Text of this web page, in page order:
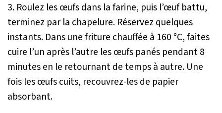
3. Roulez les œufs dans la farine, puis l’œuf battu,
terminez par la chapelure. Réservez quelques
instants. Dans une friture chauffée à 160 °C, faites
cuire l’un après l’autre les œufs panés pendant 8
minutes en le retournant de temps à autre. Une
fois les œufs cuits, recouvrez-les de papier
absorbant.